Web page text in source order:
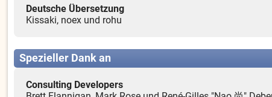
Deutsche Übersetzung
Kissaki, noex und rohu
Spezieller Dank an
Consulting Developers